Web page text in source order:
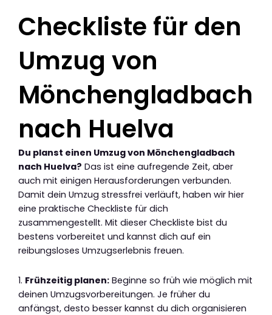
Checkliste für den
Umzug von
Mönchengladbach
nach Huelva
Du planst einen Umzug von Mönchengladbach
nach Huelva? Das ist eine aufregende Zeit, aber
auch mit einigen Herausforderungen verbunden.
Damit dein Umzug stressfrei verläuft, haben wir hier
eine praktische Checkliste für dich
zusammengestellt. Mit dieser Checkliste bist du
bestens vorbereitet und kannst dich auf ein
reibungsloses Umzugserlebnis freuen.
1. Frühzeitig planen: Beginne so früh wie möglich mit
deinen Umzugsvorbereitungen. Je früher du
anfängst, desto besser kannst du dich organisieren